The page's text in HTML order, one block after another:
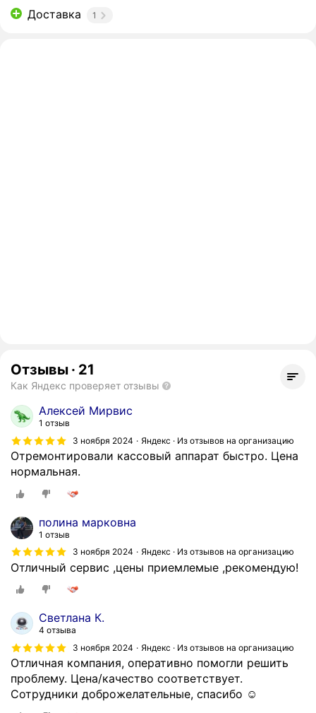
Доставка 1
Отзывы · 21
Как Яндекс проверяет отзывы
Алексей Мирвис
1 отзыв
3 ноября 2024
Яндекс · Из отзывов на организацию
Отремонтировали кассовый аппарат быстро. Цена
нормальная.
полина марковна
1 отзыв
3 ноября 2024
Яндекс · Из отзывов на организацию
Отличный сервис ,цены приемлемые ,рекомендую!
Светлана К.
4 отзыва
3 ноября 2024
Яндекс · Из отзывов на организацию
Отличная компания, оперативно помогли решить
проблему. Цена/качество соответствует.
Сотрудники доброжелательные, спасибо ☺️